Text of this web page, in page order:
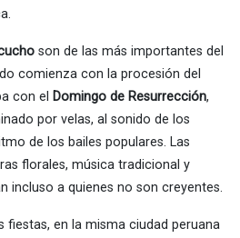
son de las más importantes del
comienza con la procesión del
con el Domingo de Resurrección,
por velas, al sonido de los
de los bailes populares. Las
florales, música tradicional y
incluso a quienes no son creyentes.
fiestas, en la misma ciudad peruana